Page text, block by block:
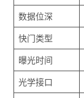
数据位深
快门类型
曝光时间
光学接口